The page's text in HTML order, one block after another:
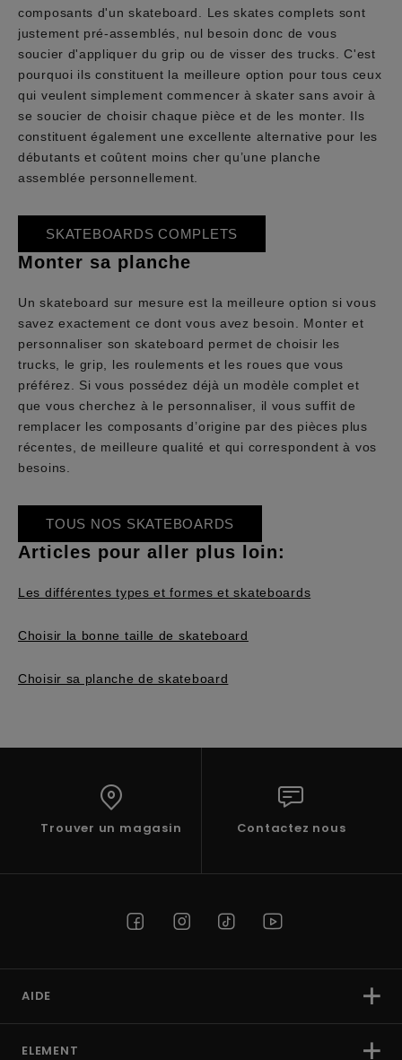
composants d'un skateboard. Les skates complets sont
justement pré-assemblés, nul besoin donc de vous
soucier d'appliquer du grip ou de visser des trucks. C'est
pourquoi ils constituent la meilleure option pour tous ceux
qui veulent simplement commencer à skater sans avoir à
se soucier de choisir chaque pièce et de les monter. Ils
constituent également une excellente alternative pour les
débutants et coûtent moins cher qu’une planche
assemblée personnellement.
SKATEBOARDS COMPLETS
Monter sa planche
Un skateboard sur mesure est la meilleure option si vous
savez exactement ce dont vous avez besoin. Monter et
personnaliser son skateboard permet de choisir les
trucks, le grip, les roulements et les roues que vous
préférez. Si vous possédez déjà un modèle complet et
que vous cherchez à le personnaliser, il vous suffit de
remplacer les composants d’origine par des pièces plus
récentes, de meilleure qualité et qui correspondent à vos
besoins.
TOUS NOS SKATEBOARDS
Articles pour aller plus loin:
Les différentes types et formes et skateboards
Choisir la bonne taille de skateboard
Choisir sa planche de skateboard
Trouver un magasin Contactez nous
AIDE
ELEMENT